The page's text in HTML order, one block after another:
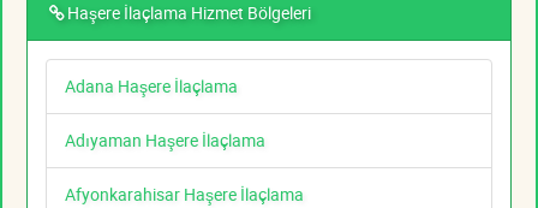
Haşere İlaçlama Hizmet Bölgeleri
Adana Haşere İlaçlama
Adıyaman Haşere İlaçlama
Afyonkarahisar Haşere İlaçlama